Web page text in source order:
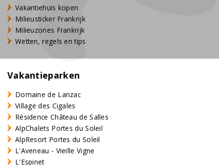
Vakantiehuis kopen
Milieusticker Frankrijk
Milieuzones Frankrijk
Wetten, regels en tips
Vakantieparken
Domaine de Lanzac
Village des Cigales
Résidence Château de Salles
AlpChalets Portes du Soleil
AlpResort Portes du Soleil
L'Aveneau - Vieille Vigne
L'Espinet